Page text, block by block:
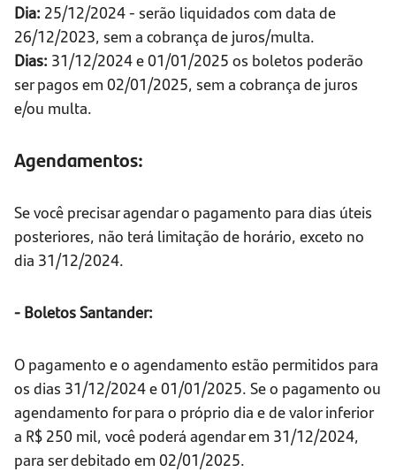
Dia: 25/12/2024 - serão liquidados com data de
26/12/2023, sem a cobrança de juros/multa.
Dias: 31/12/2024 e 01/01/2025 os boletos poderão
ser pagos em 02/01/2025, sem a cobrança de juros
e/ou multa.
Agendamentos:
Se você precisar agendar o pagamento para dias úteis
posteriores, não terá limitação de horário, exceto no
dia 31/12/2024.
- Boletos Santander:
O pagamento e o agendamento estão permitidos para
os dias 31/12/2024 e 01/01/2025. Se o pagamento ou
agendamento for para o próprio dia e de valor inferior
a R$ 250 mil, você poderá agendar em 31/12/2024,
para ser debitado em 02/01/2025.